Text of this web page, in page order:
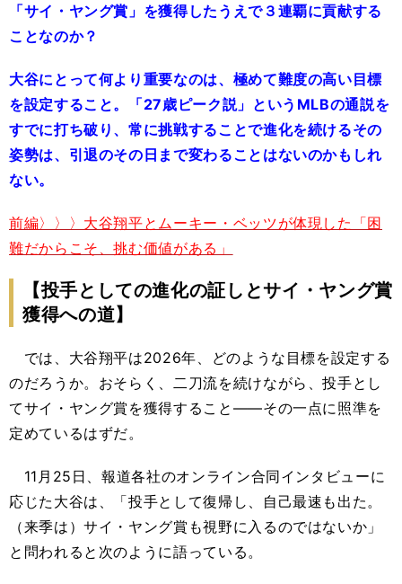
「サイ・ヤング賞」を獲得したうえで３連覇に貢献する
ことなのか？
大谷にとって何より重要なのは、極めて難度の高い目標
を設定すること。「27歳ピーク説」というMLBの通説を
すでに打ち破り、常に挑戦することで進化を続けるその
姿勢は、引退のその日まで変わることはないのかもしれ
ない。
前編〉〉〉大谷翔平とムーキー・ベッツが体現した「困
難だからこそ、挑む価値がある」
【投手としての進化の証しとサイ・ヤング賞
獲得への道】
では、大谷翔平は2026年、どのような目標を設定する
のだろうか。おそらく、二刀流を続けながら、投手とし
てサイ・ヤング賞を獲得すること――その一点に照準を
定めているはずだ。
11月25日、報道各社のオンライン合同インタビューに
応じた大谷は、「投手として復帰し、自己最速も出た。
（来季は）サイ・ヤング賞も視野に入るのではないか」
と問われると次のように語っている。